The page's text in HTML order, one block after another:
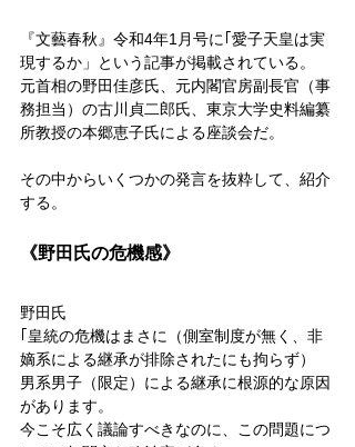
『文藝春秋』令和4年1月号に｢愛子天皇は実
現するか」という記事が掲載されている。
元首相の野田佳彦氏、元内閣官房副長官（事
務担当）の古川貞二郎氏、東京大学史料編纂
所教授の本郷恵子氏による座談会だ。
その中からいくつかの発言を抜粋して、紹介
する。
《野田氏の危機感》
野田氏
｢皇統の危機はまさに（側室制度が無く、非
嫡系による継承が排除されたにも拘らず）
男系男子（限定）による継承に根源的な原因
があります。
今こそ広く議論すべきなのに、この問題につ